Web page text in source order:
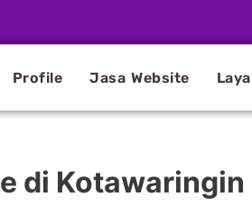
Profile Jasa Website
di Kotawaringin